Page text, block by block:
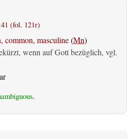
(fol. 121r)
common, masculine(Mn)
wenn auf Gott bezüglich, vgl.
.